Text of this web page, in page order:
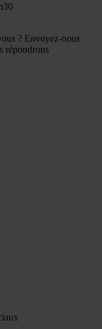
? Envoyez-nous
répondrons